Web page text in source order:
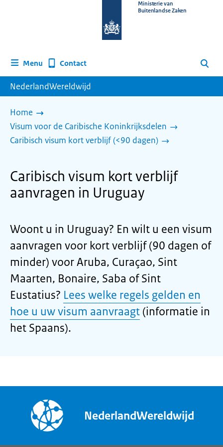
homepage
Ministerie van
Buitenlandse Zaken
Menu Contact Zoeken
NederlandWereldwijd
Home
Visum voor de Caribische Koninkrijksdelen
Caribisch visum kort verblijf (<90 dagen)
Caribisch visum kort verblijf
aanvragen in Uruguay
Woont u in Uruguay? En wilt u een visum
aanvragen voor kort verblijf (90 dagen of
minder) voor Aruba, Curaçao, Sint
Maarten, Bonaire, Saba of Sint
Eustatius? Lees welke regels gelden en
hoe u uw visum aanvraagt (informatie in
het Spaans).
NederlandWereldwijd